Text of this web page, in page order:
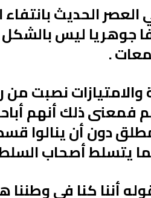
العصر الحديث
جوهريا ليس
.
نصبت
فمعنى ذلك أنهم
دون أن ينالوا
يتسلط أصحاب
أننا كنا في